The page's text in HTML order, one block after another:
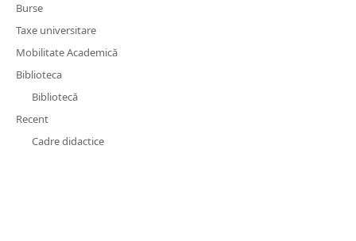
Burse
Taxe universitare
Mobilitate Academică
Biblioteca
Bibliotecă
Recent
Cadre didactice